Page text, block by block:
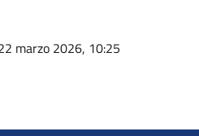
marzo 2026, 10:25